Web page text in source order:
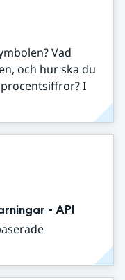
Vad
och hur ska du
I
- API